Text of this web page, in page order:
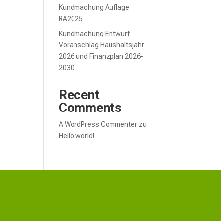
Kundmachung Auflage
RA2025
Kundmachung Entwurf
Voranschlag Haushaltsjahr
2026 und Finanzplan 2026-
2030
Recent
Comments
A WordPress Commenter zu
Hello world!